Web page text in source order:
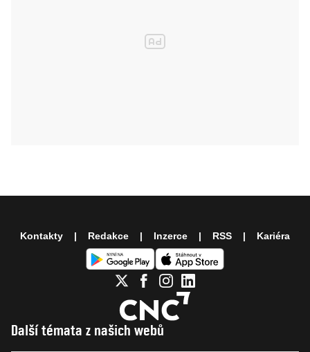
Další témata z našich webů
Kontakty Redakce Inzerce RSS Kariéra